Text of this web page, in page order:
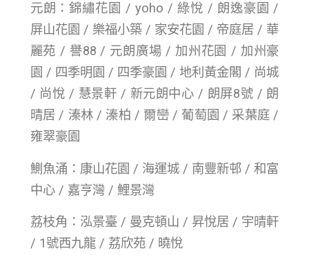
元朗：錦繡花園 / yoho / 綠悅 / 朗逸豪園 /
屏山花園 / 樂福小築 / 家安花園 / 帝庭居 / 華
麗苑 / 譽88 / 元朗廣場 / 加州花園 / 加州豪
園 / 四季明園 / 四季豪園 / 地利黃金閣 / 尚城
/ 尚悅 / 慧景軒 / 新元朗中心 / 朗屏8號 / 朗
晴居 / 溱林 / 溱柏 / 爾巒 / 葡萄園 / 采葉庭 /
雍翠豪園
鰂魚涌：康山花園 / 海運城 / 南豐新邨 / 和富
中心 / 嘉亨灣 / 鯉景灣
荔枝角：泓景臺 / 曼克頓山 / 昇悅居 / 宇晴軒
/ 1號西九龍 / 荔欣苑 / 曉悅